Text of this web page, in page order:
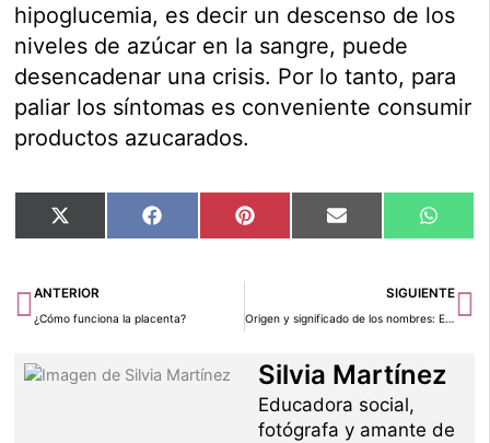
hipoglucemia, es decir un descenso de los
niveles de azúcar en la sangre, puede
desencadenar una crisis. Por lo tanto, para
paliar los síntomas es conveniente consumir
productos azucarados.
Compartir
en
X
(Twitter)
Compartir
en
Facebook Compartir
en
Pinterest Compartir
en
Email
en
Ant
ANTERIOR
¿Cómo funciona la placenta?
SIGUIENTE
Origen y significado de los nombres: Esteban y Ester
Silvia Martínez
Educadora social,
fotógrafa y amante de